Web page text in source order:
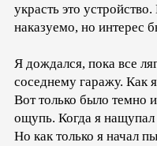
украсть это
наказуемо, но интерес
Я дождался, пока все
соседнему гаражу. Как
Вот только было темно
ощупь. Когда я
Но как только я начал